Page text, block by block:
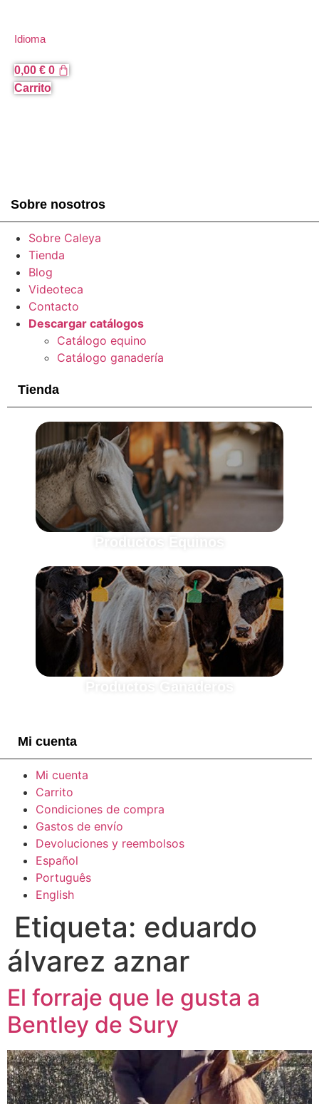
contenido
Idioma
0,00 € 0
Carrito
Sobre nosotros
Sobre Caleya
Tienda
Blog
Videoteca
Contacto
Descargar catálogos
Catálogo equino
Catálogo ganadería
Tienda
Productos Ganaderos
Mi cuenta
Mi cuenta
Carrito
Condiciones de compra
Gastos de envío
Devoluciones y reembolsos
Español
Português
English
Etiqueta: eduardo
álvarez aznar
El forraje que le gusta a
Bentley de Sury